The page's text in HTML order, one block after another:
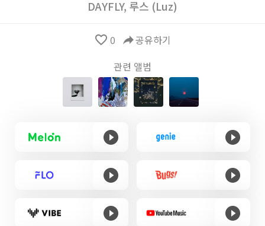
DAYFLY, 루스 (Luz)
favorite_border 0 reply공유하기
관련 앨범